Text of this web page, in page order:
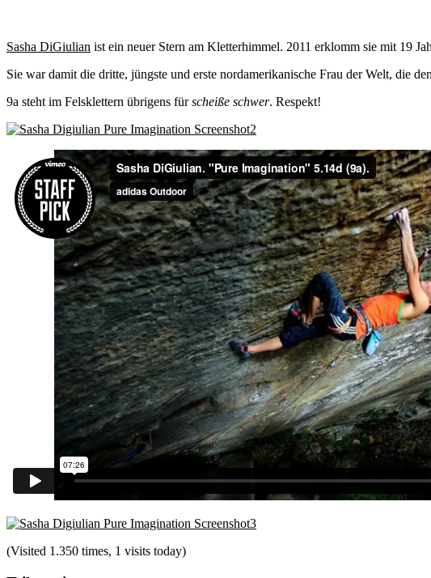
Sasha DiGiulian ist ein neuer Stern am Kletterhimmel. 2011 erklomm sie mit 19
Sie war damit die dritte, jüngste und erste nordamerikanische Frau der Welt, die
9a steht im Felsklettern übrigens fürscheiße schwer. Respekt!
(Visited 1.350 times, 1 visits today)